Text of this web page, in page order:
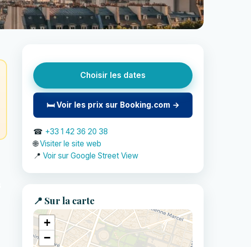
Choisir les dates
🛏 Voir les prix sur Booking.com →
☎ +33 1 42 36 20 38
🌐Visiter le site web
📍 Voir sur Google Street View
📍 Sur la carte
+
−